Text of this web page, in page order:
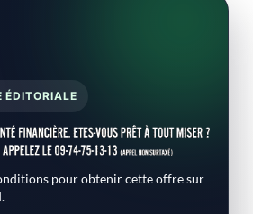
ÉDITORIALE
pour obtenir cette offre sur